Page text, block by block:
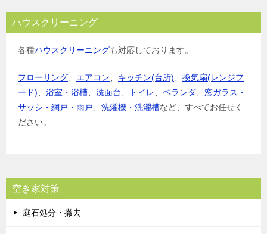
ハウスクリーニング
各種ハウスクリーニングも対応しております。
フローリング エアコン キッチン(台所)
換気扇(レンジフ
ード)
浴室・浴槽 洗面台 トイレ ベランダ
窓ガラス・
サッシ・網戸・雨戸
洗濯機・洗濯槽など、すべてお任せく
ださい。
空き家対策
庭石処分・撤去